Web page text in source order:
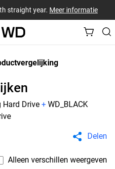
straight year. Meer informatie
Hard Drive + WD_BLACK
Delen
Alleen verschillen weergeven